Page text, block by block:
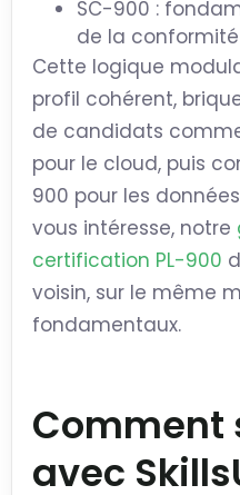
SC-900 :
de la
Cette logique
profil cohérent,
de candidats
pour le cloud, puis
900 pour les
vous intéresse, notre
certification PL-900
voisin, sur le même
fondamentaux.
Comment
avec